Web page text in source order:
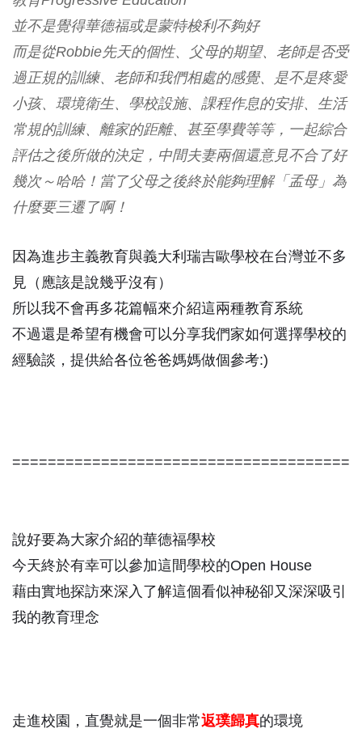
並不是覺得華德福或是蒙特梭利不夠好
而是從Robbie先天的個性、父母的期望、老師是否受
過正規的訓練、老師和我們相處的感覺、是不是疼愛
小孩、環境衛生、學校設施、課程作息的安排、生活
常規的訓練、離家的距離、甚至學費等等，一起綜合
評估之後所做的決定，中間夫妻兩個還意見不合了好
幾次～哈哈！當了父母之後終於能夠理解「孟母」為
什麼要三遷了啊！
因為進步主義教育與義大利瑞吉歐學校在台灣並不多
見（應該是說幾乎沒有）
所以我不會再多花篇幅來介紹這兩種教育系統
不過還是希望有機會可以分享我們家如何選擇學校的
經驗談，提供給各位爸爸媽媽做個參考:)
======================================
說好要為大家介紹的華德福學校
今天終於有幸可以參加這間學校的Open House
藉由實地探訪來深入了解這個看似神秘卻又深深吸引
我的教育理念
走進校園，直覺就是一個非常返璞歸真的環境